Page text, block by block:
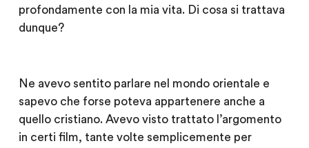
profondamente con la mia vita. Di cosa si trattava
dunque?
Ne avevo sentito parlare nel mondo orientale e
sapevo che forse poteva appartenere anche a
quello cristiano. Avevo visto trattato l’argomento
in certi film, tante volte semplicemente per